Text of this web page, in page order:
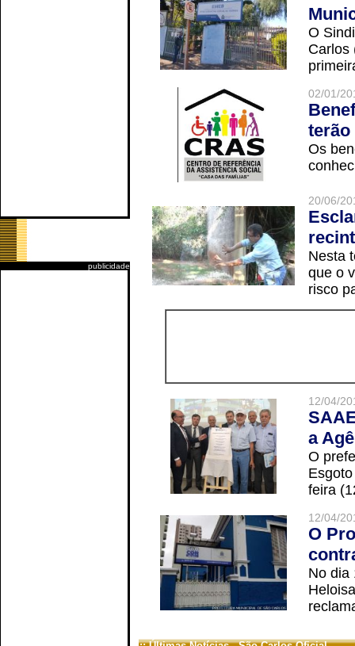
publicidade
O
Carlos
02/01/
terão
Os
20/06/
Nesta
que o
risco
12/04/
a
O
feira
12/04/
O
No dia